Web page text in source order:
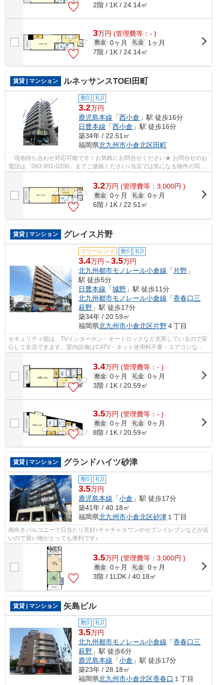
2階 / 1K / 24.14㎡
3万円 (管理費等：- )
敷金 0ヶ月 礼金
1ヶ月
7階 / 1K / 24.14㎡
賃貸 | マンション ルネッサンスTOEI田町
敷0 礼0
3.2万円
鹿児島本線 「西小倉 」駅 徒歩16分
日豊本線 「西小倉 」駅 徒歩16分
築34年 / 22.51㎡
福岡県北九州市小倉北区田町
・現地待ち合わせ対応可能です！お気軽にお問合せください★ お問合せのお
電話は「093-951-0200」までご連絡ください♪当店では気になる物件の写真
3.2万円 (管理費等：3,000円 )
敷金 0ヶ月 礼金 0ヶ月
6階 / 1K / 22.51㎡
賃貸 | マンション グレイス片野
フリーレント 敷0 礼0
3.4万円～3.5万円
北九州都市モノレール小倉線 「 片野 」
駅 徒歩5分
日豊本線 「城野 」駅 徒歩11分
北九州都市モノレール小倉線 「香春口三
萩野 」駅 徒歩17分
築34年 / 20.59㎡
福岡県北九州市小倉北区片野４丁目
セキュリティ面は、TVインターホン・オートロックなど充実しているので安
心して生活できます。室内設備はCATV・ネット使用料不要・エアコンなど
豊富に揃っており、過ごしやすいお部屋...
3.4万円 (管理費等：- )
敷金 0ヶ月 礼金 0ヶ月
3階 / 1K / 20.59㎡
3.5万円 (管理費等：- )
敷金 0ヶ月 礼金 0ヶ月
8階 / 1K / 20.59㎡
賃貸 | マンション グランドハイツ砂津
敷0 礼0
3.5万円
鹿児島本線 「小倉 」駅 徒歩17分
築41年 / 40.18㎡
福岡県北九州市小倉北区砂津 １丁目
南向きバルコニーで日当たり良好♪チャチャタウンやセブンイレブンなどが近
いので買い物がとっても便利です♪
3.5万円 (管理費等：3,000円 )
敷金 0ヶ月 礼金 0ヶ月
3階 / 1LDK / 40.18㎡
賃貸 | マンション 矢島ビル
敷0 礼0
3.5万円
北九州都市モノレール小倉線 「香春口三
萩野 」駅 徒歩6分
鹿児島本線 「小倉 」駅 徒歩17分
築23年 / 28.18㎡
福岡県北九州市小倉北区香春口 １丁目